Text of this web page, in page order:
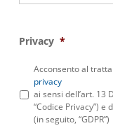
Privacy *
Acconsento al
privacy
ai sensi dell’art. 13
“Codice Privacy”) e
(in seguito, “GDPR”)